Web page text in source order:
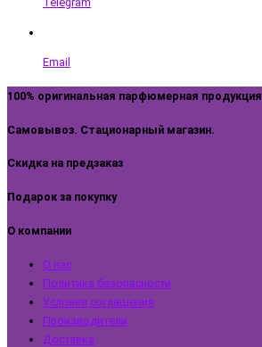
Email
100% оригинальная парфюмерная продукция
Самовывоз. Стационарный магазин.
Скидка на предзаказ
Подарок за покупку
О компании
О нас
Политика безопасности
Условия соглашения
Производители
Доставка